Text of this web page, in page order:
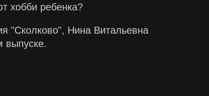
хобби ребенка?
"Сколково", Нина Витальевна
выпуске.